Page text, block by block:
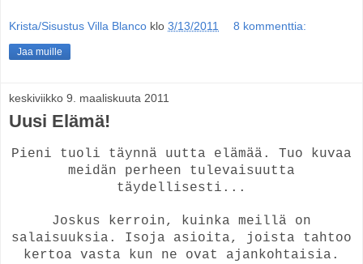
Krista/Sisustus Villa Blanco klo 3/13/2011 8 kommenttia:
Jaa muille
keskiviikko 9. maaliskuuta 2011
Uusi Elämä!
Pieni tuoli täynnä uutta elämää. Tuo kuvaa
meidän perheen tulevaisuutta
täydellisesti...
Joskus kerroin, kuinka meillä on
salaisuuksia. Isoja asioita, joista tahtoo
kertoa vasta kun ne ovat ajankohtaisia.